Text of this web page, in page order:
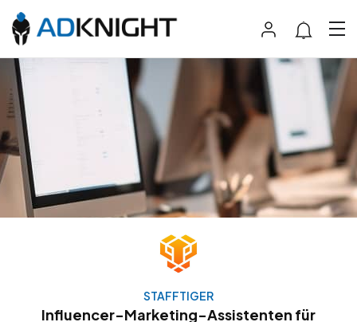
STAFFTIGER
Influencer-Marketing-Assistenten für